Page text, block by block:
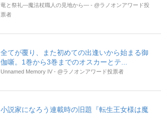
竜と祭礼―魔法杖職人の見地から― - @ラノオンアワード投
票者
全てが覆り、また初めての出逢いから始まる御
伽噺。1巻から3巻までのオスカーとテ...
Unnamed Memory IV - @ラノオンアワード投票者
小説家になろう連載時の旧題『転生王女様は魔